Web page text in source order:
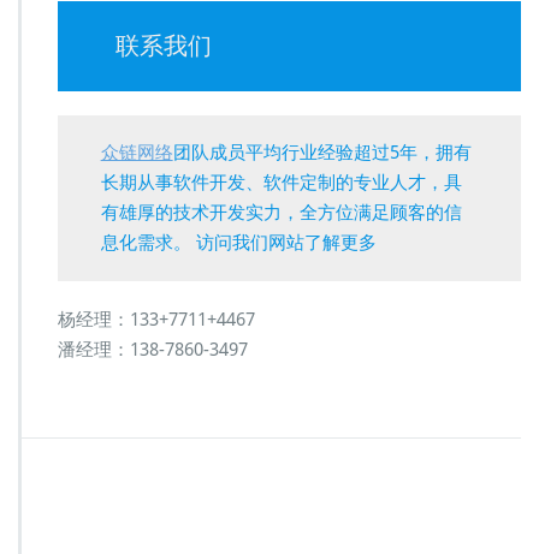
联系我们
众链网络团队成员平均行业经验超过5年，拥有
长期从事软件开发、软件定制的专业人才，具
有雄厚的技术开发实力，全方位满足顾客的信
息化需求。 访问我们网站了解更多
杨经理：133+7711+4467
潘经理：138-7860-3497